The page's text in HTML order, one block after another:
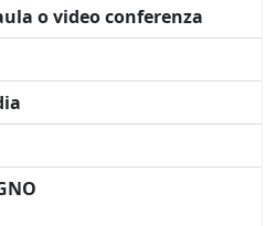
o video conferenza